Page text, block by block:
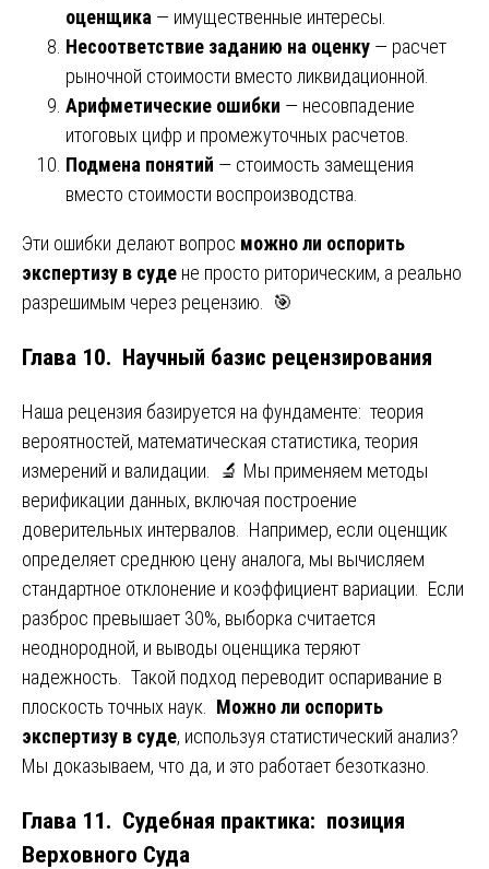
оценщика — имущественные интересы.
Несоответствие заданию на оценку — расчет
рыночной стоимости вместо ликвидационной.
Арифметические ошибки — несовпадение
итоговых цифр и промежуточных расчетов.
Подмена понятий — стоимость замещения
вместо стоимости воспроизводства.
Эти ошибки делают вопрос можно ли оспорить
экспертизу в суде не просто риторическим, а реально
разрешимым через рецензию. 🎯
Глава 10. Научный базис рецензирования
Наша рецензия базируется на фундаменте: теория
вероятностей, математическая статистика, теория
измерений и валидации. 🔬 Мы применяем методы
верификации данных, включая построение
доверительных интервалов. Например, если оценщик
определяет среднюю цену аналога, мы вычисляем
стандартное отклонение и коэффициент вариации. Если
разброс превышает 30%, выборка считается
неоднородной, и выводы оценщика теряют
надежность. Такой подход переводит оспаривание в
плоскость точных наук. Можно ли оспорить
экспертизу в суде, используя статистический анализ?
Мы доказываем, что да, и это работает безотказно.
Глава 11. Судебная практика: позиция
Верховного Суда